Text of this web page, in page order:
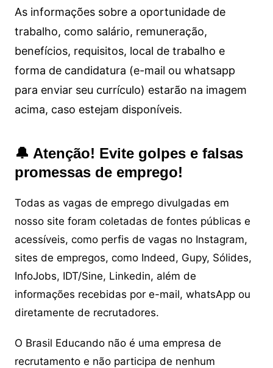
As informações sobre a oportunidade de
trabalho, como salário, remuneração,
benefícios, requisitos, local de trabalho e
forma de candidatura (e-mail ou whatsapp
para enviar seu currículo) estarão na imagem
acima, caso estejam disponíveis.
🔔 Atenção! Evite golpes e falsas
promessas de emprego!
Todas as vagas de emprego divulgadas em
nosso site foram coletadas de fontes públicas e
acessíveis, como perfis de vagas no Instagram,
sites de empregos, como Indeed, Gupy, Sólides,
InfoJobs, IDT/Sine, Linkedin, além de
informações recebidas por e-mail, whatsApp ou
diretamente de recrutadores.
O Brasil Educando não é uma empresa de
recrutamento e não participa de nenhum